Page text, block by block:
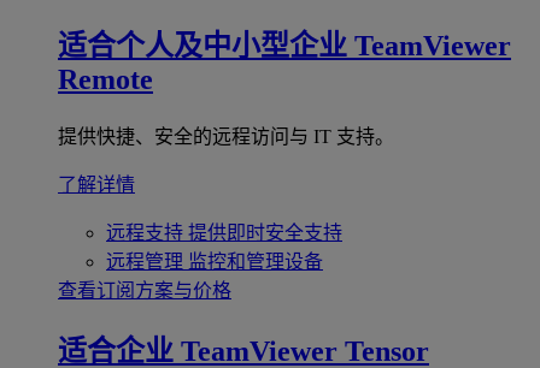
适合个人及中小型企业 TeamViewer
Remote
提供快捷、安全的远程访问与 IT 支持。
了解详情
远程支持 提供即时安全支持
远程管理 监控和管理设备
查看订阅方案与价格
适合企业 TeamViewer Tensor